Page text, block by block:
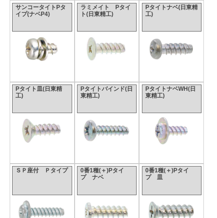
サンコータイトPタ
イプ(ナベP4)
ラミメイト Pタイ
ト(日東精工)
Pタイトナベ(日東精
工)
Pタイト皿(日東精
工)
Pタイトバインド(日
東精工)
PタイトナベWH(日
東精工)
ＳＰ座付 Ｐタイプ
0番1種(＋)Pタイ
プ ナベ
0番1種(＋)Pタイ
プ 皿